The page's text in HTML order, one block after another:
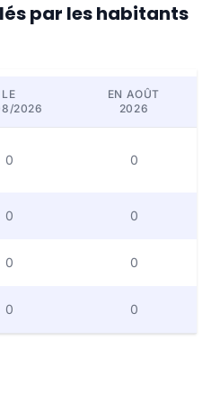
par les habitants
LE
2026
EN AOÛT
2026
0 0
0 0
0 0
0 0